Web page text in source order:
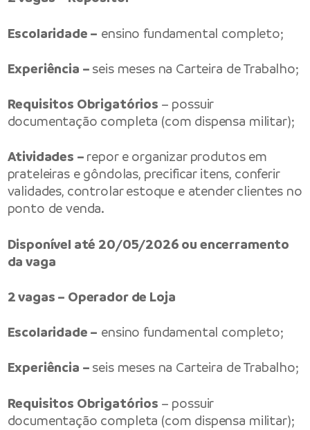
Escolaridade – ensino fundamental completo;
Experiência – seis meses na Carteira de Trabalho;
Requisitos Obrigatórios – possuir
documentação completa (com dispensa militar);
Atividades – repor e organizar produtos em
prateleiras e gôndolas, precificar itens, conferir
validades, controlar estoque e atender clientes no
ponto de venda.
Disponível até 20/05/2026 ou encerramento
da vaga
2 vagas – Operador de Loja
Escolaridade – ensino fundamental completo;
Experiência – seis meses na Carteira de Trabalho;
Requisitos Obrigatórios – possuir
documentação completa (com dispensa militar);